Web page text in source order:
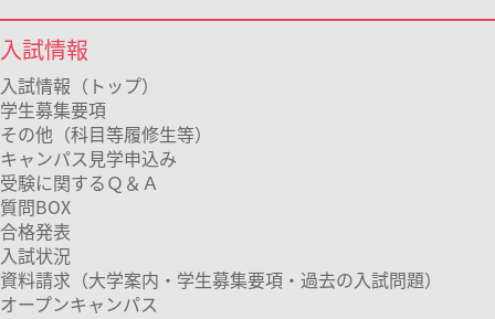
入試情報
入試情報（トップ）
学生募集要項
その他（科目等履修生等）
キャンパス見学申込み
受験に関するＱ＆Ａ
質問BOX
合格発表
入試状況
資料請求（大学案内・学生募集要項・過去の入試問題）
オープンキャンパス